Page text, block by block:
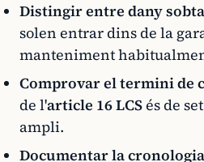
Distingir entre dany
solen entrar dins de la
manteniment
Comprovar el termini de
de l'article 16 LCSés de
ampli.
Documentar la